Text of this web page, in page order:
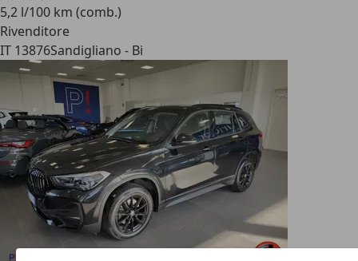
5,2 l/100 km (comb.)
Rivenditore
IT 13876Sandigliano - Bi